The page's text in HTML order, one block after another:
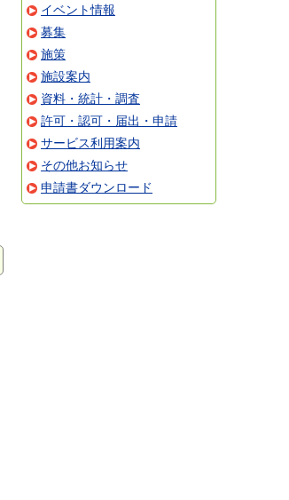
イベント情報
募集
施策
施設案内
資料・統計・調査
許可・認可・届出・申請
サービス利用案内
その他お知らせ
申請書ダウンロード